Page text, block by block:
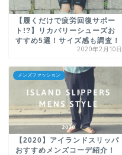
【履くだけで疲労回復サポー
ト!?】リカバリーシューズお
すすめ5選！サイズ感も調査！
2020年2月10日
メンズファッション
【2020】アイランドスリッパ
おすすめメンズコーデ紹介！